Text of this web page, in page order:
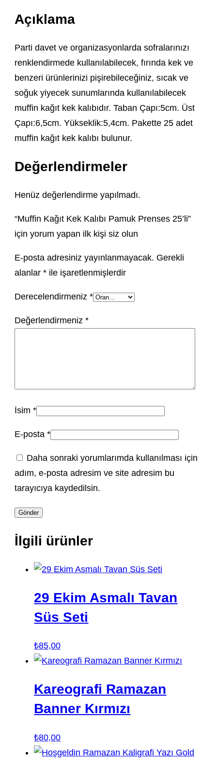
Açıklama
Parti davet ve organizasyonlarda sofralarınızı
renklendirmede kullanılabilecek, fırında kek ve
benzeri ürünlerinizi pişirebileceğiniz, sıcak ve
soğuk yiyecek sunumlarında kullanılabilecek
muffin kağıt kek kalıbıdır. Taban Çapı:5cm. Üst
Çapı:6,5cm. Yükseklik:5,4cm. Pakette 25 adet
muffin kağıt kek kalıbı bulunur.
Değerlendirmeler
Henüz değerlendirme yapılmadı.
“Muffin Kağıt Kek Kalıbı Pamuk Prenses 25’li”
için yorum yapan ilk kişi siz olun
E-posta adresiniz yayınlanmayacak. Gerekli
alanlar* ile işaretlenmişlerdir
Derecelendirmeniz*
Değerlendirmeniz*
İsim*
E-posta*
Daha sonraki yorumlarımda kullanılması için
adım, e-posta adresim ve site adresim bu
tarayıcıya kaydedilsin.
İlgili ürünler
29 Ekim Asmalı Tavan
Süs Seti
₺85,00
Kareografi Ramazan
Banner Kırmızı
₺80,00